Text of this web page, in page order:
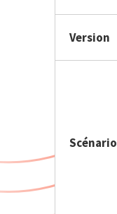
Version
Scénario